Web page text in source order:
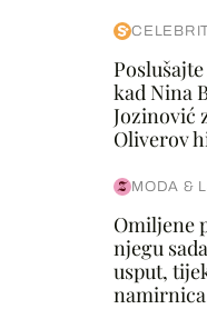
kad Nina
Jozinović
Oliverov
MODA &
Omiljene
njegu
usput,